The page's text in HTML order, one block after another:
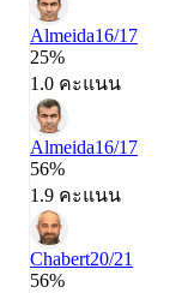
Almeida16/17
25%
1.0 คะแนน
Almeida16/17
56%
1.9 คะแนน
Chabert20/21
56%